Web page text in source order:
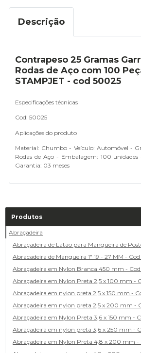
Descrição
Contrapeso 25 Gramas
Rodas de Aço com 100
STAMPJET - cod 50025
Especificações técnicas
Cod: 50025
Aplicações do produto
Material: Chumbo - Veículo: Automóvel -
Rodas de Aço - Embalagem: 100 unidades
Garantia: 03 meses
Produtos
Abraçadeira
Abraçadeira de Latão para Mangueira de
Abracadeira de Mangueira 1" 19 - 27 MM - Cod
Abraçadeira em Nylon Branca 450 mm -
Abraçadeira em Nylon Preta 2,5 x 100 mm -
Abraçadeira em nylon preta 2,5 x 150 mm -
Abraçadeira em nylon preta 2,5 x 200 mm -
Abraçadeira em Nylon Preta 3,6 x 150 mm -
Abraçadeira em nylon preta 3,6 x 250 mm -
Abraçadeira em Nylon Preta 4,8 x 200 mm -